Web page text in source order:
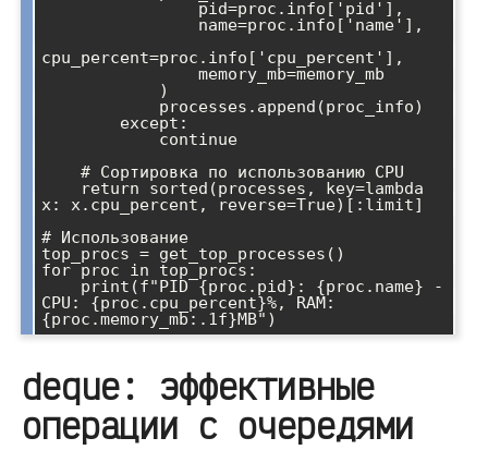
cpu_percent=proc.info['cpu_percent'],
                memory_mb=memory_mb
x: x.cpu_percent, reverse=True)[:limit]
# Использование
top_procs = get_top_processes()
for proc in top_procs:
CPU: {proc.cpu_percent}%, RAM:
deque: эффективные
операции с очередями